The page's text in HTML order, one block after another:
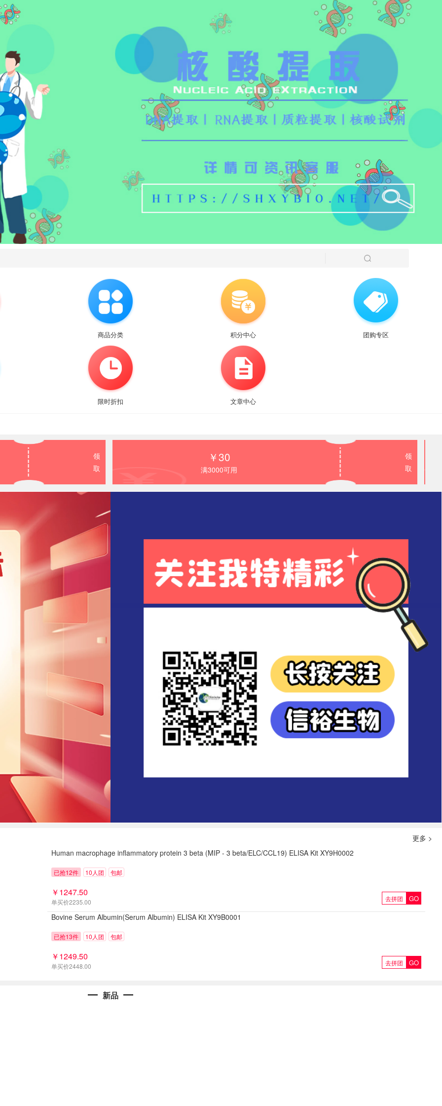
商品分类 积分中心 团购专区
限时折扣 文章中心
领
取
￥30
满3000可用
领
取
更多 >
Human macrophage inflammatory protein 3 beta (MIP - 3 beta/ELC/CCL19) ELISA Kit XY9H0002
已抢12件 10人团 包邮
￥1247.50
单买价2235.00 GO
去拼团
Bovine Serum Albumin(Serum Albumin) ELISA Kit XY9B0001
已抢13件 10人团 包邮
￥1249.50
单买价2448.00 GO
去拼团
新品